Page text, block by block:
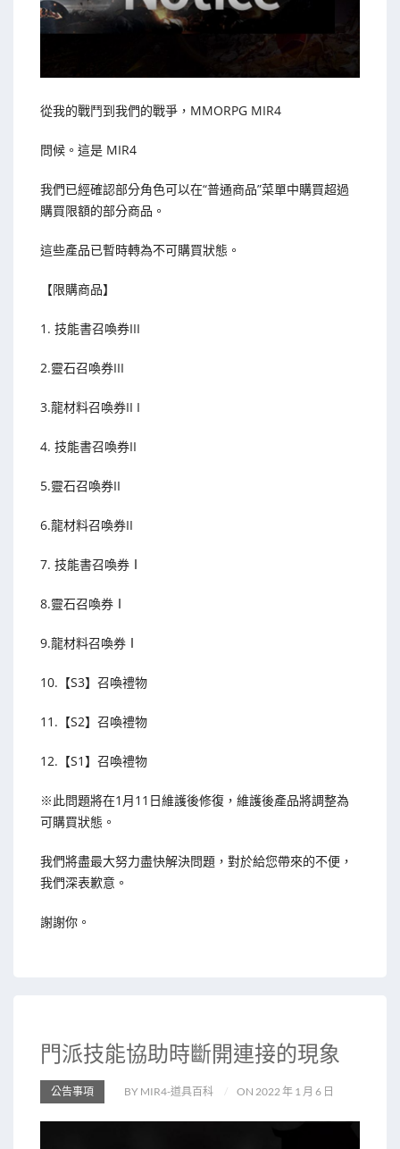
從我的戰鬥到我們的戰爭，MMORPG MIR4
問候。這是 MIR4
我們已經確認部分角色可以在“普通商品”菜單中購買超過
購買限額的部分商品。
這些產品已暫時轉為不可購買狀態。
【限購商品】
1. 技能書召喚券III
2.靈石召喚券III
3.龍材料召喚券II I
4. 技能書召喚券II
5.靈石召喚券II
6.龍材料召喚券II
7. 技能書召喚券Ⅰ
8.靈石召喚券Ⅰ
9.龍材料召喚券Ⅰ
10.【S3】召喚禮物
11.【S2】召喚禮物
12.【S1】召喚禮物
※此問題將在1月11日維護後修復，維護後產品將調整為
可購買狀態。
我們將盡最大努力盡快解決問題，對於給您帶來的不便，
我們深表歉意。
謝謝你。
門派技能協助時斷開連接的現象
公告事項 BY MIR4-道具百科 ON 2022 年 1 月 6 日